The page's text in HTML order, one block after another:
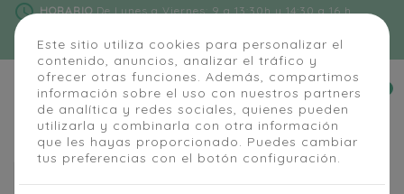
Este sitio utiliza cookies para personalizar el
contenido, anuncios, analizar el tráfico y
ofrecer otras funciones. Además, compartimos
información sobre el uso con nuestros partners
de analítica y redes sociales, quienes pueden
utilizarla y combinarla con otra información
que les hayas proporcionado. Puedes cambiar
tus preferencias con el botón configuración.
schedule HORARIODe Lunes a Viernes: 9 a 13:30h y 14:30 a 16 h
phone

